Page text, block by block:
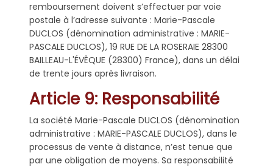
remboursement doivent s’effectuer par voie
postale à l’adresse suivante : Marie-Pascale
DUCLOS (dénomination administrative : MARIE-
PASCALE DUCLOS), 19 RUE DE LA ROSERAIE 28300
BAILLEAU-L'ÉVÊQUE (28300) France), dans un délai
de trente jours après livraison.
Article 9: Responsabilité
La société Marie-Pascale DUCLOS (dénomination
administrative : MARIE-PASCALE DUCLOS), dans le
processus de vente à distance, n’est tenue que
par une obligation de moyens. Sa responsabilité